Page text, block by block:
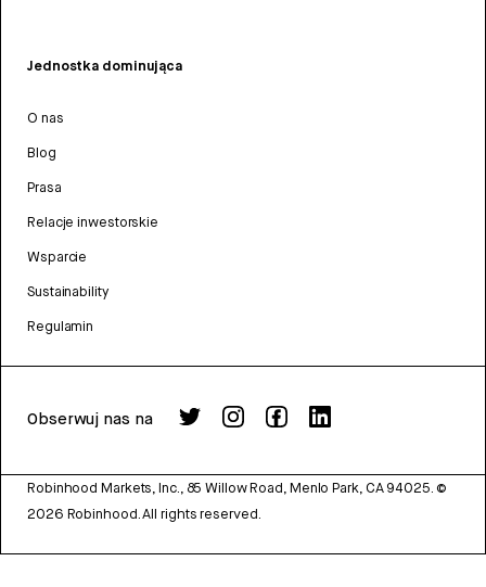
Jednostka dominująca
O nas
Blog
Prasa
Relacje inwestorskie
Wsparcie
Sustainability
Regulamin
Obserwuj nas na
Robinhood Markets, Inc., 85 Willow Road, Menlo Park, CA 94025. ©
2026 Robinhood. All rights reserved.